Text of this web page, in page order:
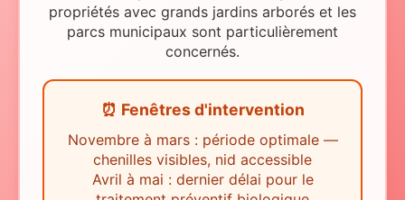
propriétés avec grands jardins arborés et les
parcs municipaux sont particulièrement
concernés.
⏰ Fenêtres d'intervention
Novembre à mars : période optimale —
chenilles visibles, nid accessible
Avril à mai : dernier délai pour le